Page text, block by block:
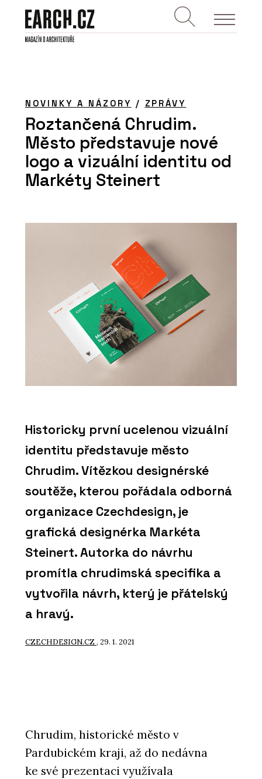
NOVINKY A NÁZORY / ZPRÁVY
Roztančená Chrudim.
Město představuje nové
logo a vizuální identitu od
Markéty Steinert
Historicky první ucelenou vizuální
identitu představuje město
Chrudim. Vítězkou designérské
soutěže, kterou pořádala odborná
organizace Czechdesign, je
grafická designérka Markéta
Steinert. Autorka do návrhu
promítla chrudimská specifika a
vytvořila návrh, který je přátelský
a hravý.
CZECHDESIGN.CZ , 29. 1. 2021
Chrudim, historické město v
Pardubickém kraji, až do nedávna
ke své prezentaci využívala